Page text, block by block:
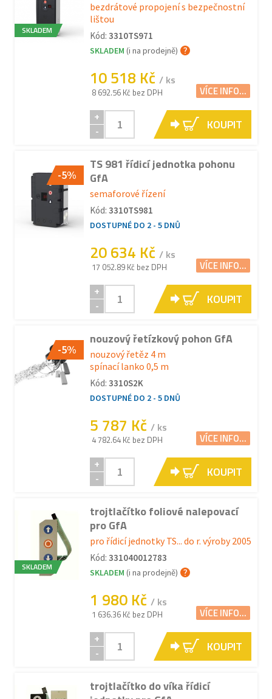
SKLADEM
bezdrátové propojení s bezpečnostní
lištou
Kód: 3310TS971
SKLADEM (i na prodejně)
10 518 Kč / ks
8 692.56 Kč bez DPH VÍCE INFO...
+
-
KOUPIT
-5%
TS 981 řídicí jednotka pohonu
GfA
semaforové řízení
Kód: 3310TS981
DOSTUPNÉ DO 2 - 5 DNŮ
20 634 Kč / ks
17 052.89 Kč bez DPH VÍCE INFO...
+
-
KOUPIT
-5%
nouzový řetízkový pohon GfA
nouzový řetěz 4 m
spínací lanko 0,5 m
Kód: 3310S2K
DOSTUPNÉ DO 2 - 5 DNŮ
5 787 Kč / ks
4 782.64 Kč bez DPH VÍCE INFO...
+
-
KOUPIT
SKLADEM
trojtlačítko foliové nalepovací
pro GfA
pro řídicí jednotky TS... do r. výroby 2005
Kód: 331040012783
SKLADEM (i na prodejně)
1 980 Kč / ks
1 636.36 Kč bez DPH VÍCE INFO...
+
-
KOUPIT
trojtlačítko do víka řídicí